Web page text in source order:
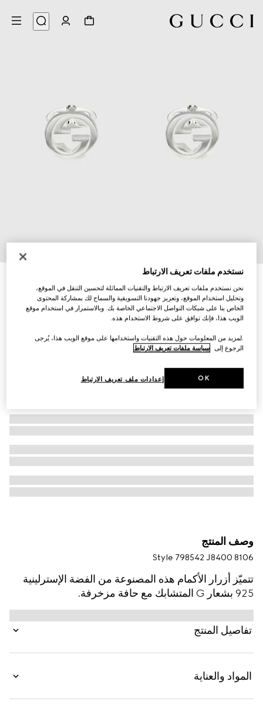
أزرار أكمام من الفضة من مجموعة Gucci Interlocking
وصف المنتج
Style ‎798542 J8400 8106
تتميّز أزرار الأكمام هذه المصنوعة من الفضة الإسترلينية
925 بشعار G المتشابك مع حافة مزخرفة.
تفاصيل المنتج
المواد والعناية
نستخدم ملفات تعريف الارتباط
نحن نستخدم ملفات تعريف الارتباط والتقنيات المماثلة لتحسين التنقل في الموقع،
وتحليل استخدام الموقع، وتعزيز جهودنا التسويقية والسماح لك بمشاركة المحتوى
الخاص بنا على شبكات التواصل الاجتماعي الخاصة بك. وبالاستمرار في استخدام موقع
الويب هذا، فإنك توافق على شروط الاستخدام هذه.
.لمزيد من المعلومات حول هذه التقنيات واستخدامها على موقع الويب هذا، يُرجى
الرجوع إلى سياسة ملفات تعريف الارتباط
إعدادات ملف تعريف الارتباط OK